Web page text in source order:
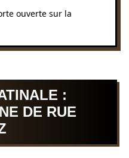
ouverte sur la
:
DE RUE